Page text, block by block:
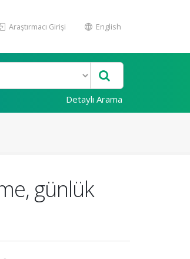
Araştırmacı Girişi English
Detaylı Arama
günlük